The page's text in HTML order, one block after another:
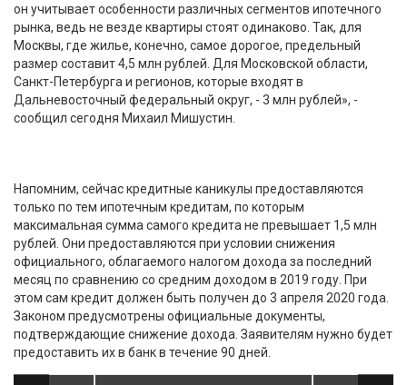
он учитывает особенности различных сегментов ипотечного
рынка, ведь не везде квартиры стоят одинаково. Так, для
Москвы, где жилье, конечно, самое дорогое, предельный
размер составит 4,5 млн рублей. Для Московской области,
Санкт-Петербурга и регионов, которые входят в
Дальневосточный федеральный округ, - 3 млн рублей», -
сообщил сегодня Михаил Мишустин.
Напомним, сейчас кредитные каникулы предоставляются
только по тем ипотечным кредитам, по которым
максимальная сумма самого кредита не превышает 1,5 млн
рублей. Они предоставляются при условии снижения
официального, облагаемого налогом дохода за последний
месяц по сравнению со средним доходом в 2019 году. При
этом сам кредит должен быть получен до 3 апреля 2020 года.
Законом предусмотрены официальные документы,
подтверждающие снижение дохода. Заявителям нужно будет
предоставить их в банк в течение 90 дней.